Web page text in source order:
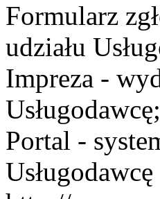
Formularz
udziału
Impreza -
Usługodawcę;
Portal -